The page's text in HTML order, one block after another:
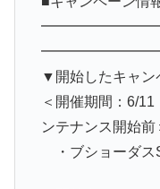
▼開始したキャン
＜開催期間：6/
ンテナンス開始前
・ブショーダス